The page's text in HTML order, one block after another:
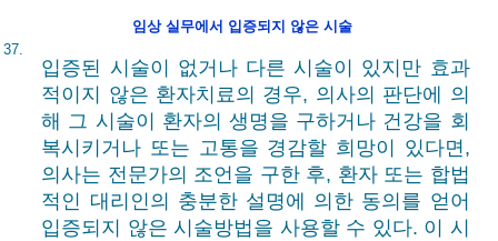
임상 실무에서 입증되지 않은 시술
37.
입증된 시술이 없거나 다른 시술이 있지만 효과
적이지 않은 환자치료의 경우, 의사의 판단에 의
해 그 시술이 환자의 생명을 구하거나 건강을 회
복시키거나 또는 고통을 경감할 희망이 있다면,
의사는 전문가의 조언을 구한 후, 환자 또는 합법
적인 대리인의 충분한 설명에 의한 동의를 얻어
입증되지 않은 시술방법을 사용할 수 있다. 이 시